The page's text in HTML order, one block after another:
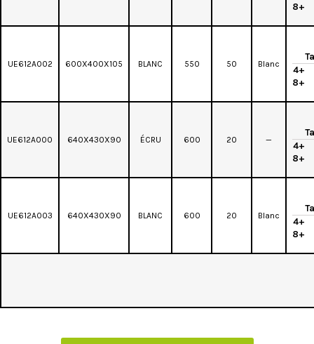
8+
UE612A002 600X400X105 BLANC 550 50 Blanc
4+
8+
UE612A000 640X430X90 ÉCRU 600 20 —
4+
8+
UE612A003 640X430X90 BLANC 600 20 Blanc
4+
8+